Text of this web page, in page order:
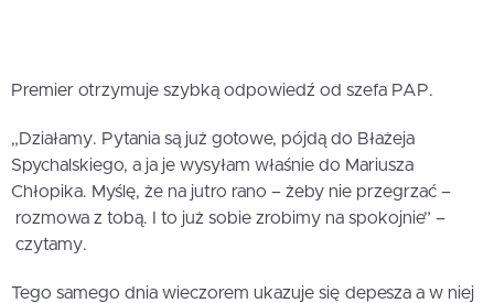
Premier otrzymuje szybką odpowiedź od szefa PAP.
„Działamy. Pytania są już gotowe, pójdą do Błażeja
Spychalskiego, a ja je wysyłam właśnie do Mariusza
Chłopika. Myślę, że na jutro rano – żeby nie przegrzać –
rozmowa z tobą. I to już sobie zrobimy na spokojnie” –
czytamy.
Tego samego dnia wieczorem ukazuje się depesza a w niej